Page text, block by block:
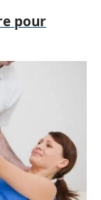
pour